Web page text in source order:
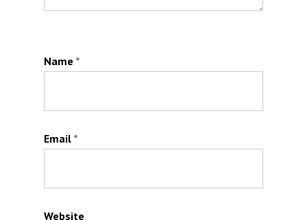
Name *
Email *
Website